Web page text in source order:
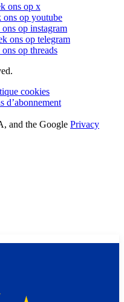
ons op x
ons op youtube
op instagram
ons op telegram
op threads
cookies
d’abonnement
and the Google Privacy